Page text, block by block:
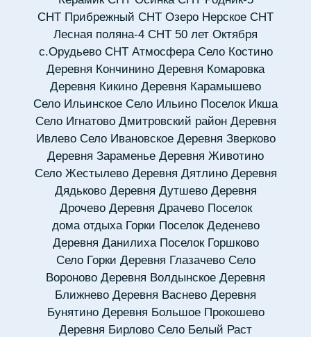
СНТ Прибрежный СНТ Озеро Нерское СНТ
Лесная поляна-4 СНТ 50 лет Октября
с.Орудьево СНТ Атмосфера Село Костино
Деревня Кончинино Деревня Комаровка
Деревня Кикино Деревня Карамышево
Село Ильинское Село Ильино Поселок Икша
Село Игнатово Дмитровский район Деревня
Ивлево Село Ивановское Деревня Зверково
Деревня Зараменье Деревня Животино
Село Жестылево Деревня Дятлино Деревня
Дядьково Деревня Дутшево Деревня
Дрочево Деревня Драчево Поселок
дома отдыха Горки Поселок Деденево
Деревня Данилиха Поселок Горшково
Село Горки Деревня Глазачево Село
Вороново Деревня Волдынское Деревня
Ближнево Деревня Васнево Деревня
Бунятино Деревня Большое Прокошево
Деревня Бирлово Село Белый Раст